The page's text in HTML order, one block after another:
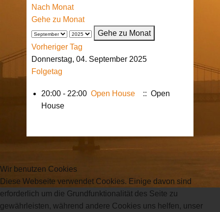
Nach Monat
Gehe zu Monat
Gehe zu Monat
Vorheriger Tag
Donnerstag, 04. September 2025
Folgetag
20:00 - 22:00 Open House
:: Open
House
Wir benutzen Cookies
Diese Webseite verwendet Cookies. Einige davon sind
erforderlich um die Grundfunktionalität des Seite zu
gewährleisten, während andere Cookies uns helfen, unser